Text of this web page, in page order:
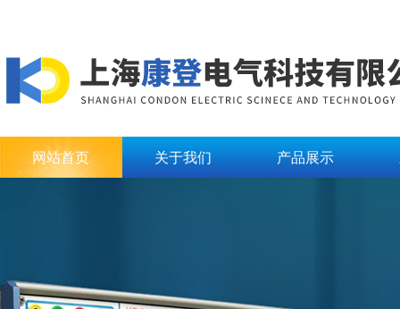
网站首页 关于我们 产品展示